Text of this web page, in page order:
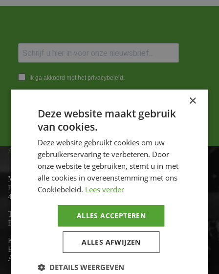
Ik ga akkoord met het privacybeleid.
ADRES
Motor-id
De Lind 17
4841 KC Prinsenbeek
Telefoon:
+31 (0)76 - 54 11 888
Email:
K.v.K: 80530338
B.T.W-nummer: NL861703947B01
Algemene voorwaarden
×
Deze website maakt gebruik
van cookies.
Deze website gebruikt cookies om uw
gebruikerservaring te verbeteren. Door
onze website te gebruiken, stemt u in met
alle cookies in overeenstemming met ons
Cookiebeleid. Lees verder
ALLES ACCEPTEREN
ALLES AFWIJZEN
DETAILS WEERGEVEN